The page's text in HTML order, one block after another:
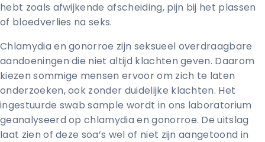
hebt zoals afwijkende afscheiding, pijn bij het plassen
of bloedverlies na seks.
Chlamydia en gonorroe zijn seksueel overdraagbare
aandoeningen die niet altijd klachten geven. Daarom
kiezen sommige mensen ervoor om zich te laten
onderzoeken, ook zonder duidelijke klachten. Het
ingestuurde swab sample wordt in ons laboratorium
geanalyseerd op chlamydia en gonorroe. De uitslag
laat zien of deze soa’s wel of niet zijn aangetoond in